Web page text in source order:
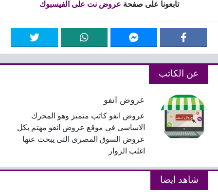
تابعونا على صفحة عروض نت على الفيسبوك
عن الكاتب
عروض انفو
عروض انفو كاتب متميز وهو المحرك
الاساسى فى موقع عروض انفو مهتم بكل
عروض السوق المصرى التى يبحث عنها
اغلب الزوار
شاهد ايضا